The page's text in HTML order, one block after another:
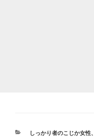
カしっかり者のこじか女性、